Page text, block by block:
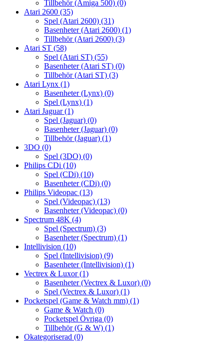
Tillbehör (Amiga 500) (0)
Atari 2600 (35)
Spel (Atari 2600) (31)
Basenheter (Atari 2600) (1)
Tillbehör (Atari 2600) (3)
Atari ST (58)
Spel (Atari ST) (55)
Basenheter (Atari ST) (0)
Tillbehör (Atari ST) (3)
Atari Lynx (1)
Basenheter (Lynx) (0)
Spel (Lynx) (1)
Atari Jaguar(1)
Spel (Jaguar) (0)
Basenheter (Jaguar) (0)
Tillbehör (Jaguar) (1)
3DO (0)
Spel (3DO) (0)
Philips CDi (10)
Spel (CDi) (10)
Basenheter (CDi) (0)
Philips Videopac (13)
Spel (Videopac) (13)
Basenheter (Videopac) (0)
Spectrum 48K (4)
Spel (Spectrum) (3)
Basenheter (Spectrum) (1)
Intellivision (10)
Spel (Intellivision) (9)
Basenheter (Intellivision) (1)
Vectrex & Luxor(1)
Basenheter (Vectrex & Luxor) (0)
Spel (Vectrex & Luxor) (1)
Pocketspel (Game & Watch mm) (1)
Game & Watch (0)
Pocketspel Övriga (0)
Tillbehör (G & W) (1)
Okategoriserad (0)